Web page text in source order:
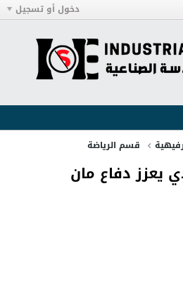
دخول أو تسجيل
قسم الرياضة
يعزز دفاع مان